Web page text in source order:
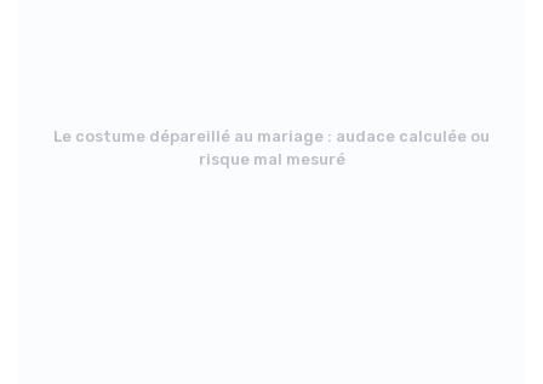
Le costume dépareillé au mariage : audace calculée ou
risque mal mesuré